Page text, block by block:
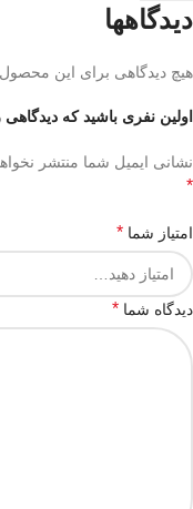
دیدگاهها
هیچ دیدگاهی برای این
اولین نفری باشید که
نشانی ایمیل شما منتشر
*
امتیاز شما *
دیدگاه شما *